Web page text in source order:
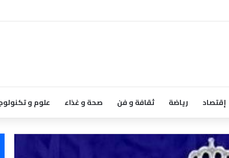
إقتصاد رياضة ثقافة و فن صحة و غذاء علوم و